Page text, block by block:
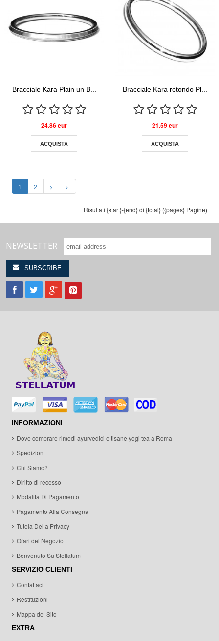
Bracciale Kara Plain un B...
24,86 eur
ACQUISTA
Bracciale Kara rotondo Pl...
21,59 eur
ACQUISTA
1 2 > >|
Risultati {start}-{end} di {total} ({pages} Pagine)
NEWSLETTER
INFORMAZIONI
Dove comprare rimedi ayurvedici e tisane yogi tea a Roma
Spedizioni
Chi Siamo?
Diritto di recesso
Modalita Di Pagamento
Pagamento Alla Consegna
Tutela Della Privacy
Orari del Negozio
Benvenuto Su Stellatum
SERVIZIO CLIENTI
Contattaci
Restituzioni
Mappa del Sito
EXTRA